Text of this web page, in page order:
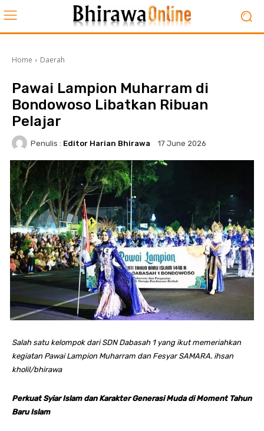
Home Daerah
Pawai Lampion Muharram di
Bondowoso Libatkan Ribuan
Pelajar
Penulis : Editor Harian Bhirawa 17 June 2026
Salah satu kelompok dari SDN Dabasah 1 yang ikut memeriahkan
kegiatan Pawai Lampion Muharram dan Fesyar SAMARA. ihsan
kholil/bhirawa
Perkuat Syiar Islam dan Karakter Generasi Muda di Moment Tahun
Baru Islam